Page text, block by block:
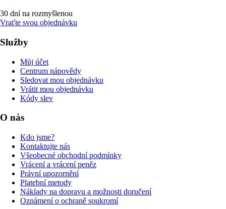
30 dní na rozmyšlenou
Vraťte svou objednávku
Služby
Můj účet
Centrum nápovědy
Sledovat mou objednávku
Vrátit mou objednávku
Kódy slev
O nás
Kdo jsme?
Kontaktujte nás
Všeobecné obchodní podmínky
Vrácení a vrácení peněz
Právní upozornění
Platební metody
Náklady na dopravu a možnosti doručení
Oznámení o ochraně soukromí